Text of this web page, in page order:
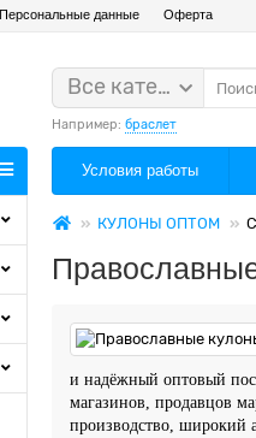
Персональные данные Оферта
Все категории
Например: браслет
Условия работы
КУЛОНЫ ОПТОМ
и надёжный оптовый
магазинов, продавцов
производство, широкий